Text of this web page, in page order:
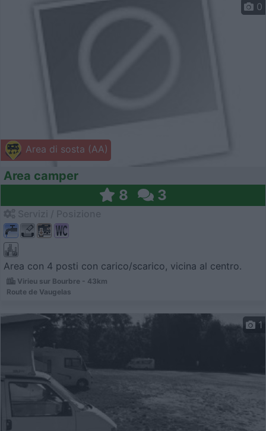
Area di sosta (AA)
0
Area camper
8 3
Area con 4 posti con carico/scarico, vicina al centro.
Virieu sur Bourbre - 43km
Route de Vaugelas
1